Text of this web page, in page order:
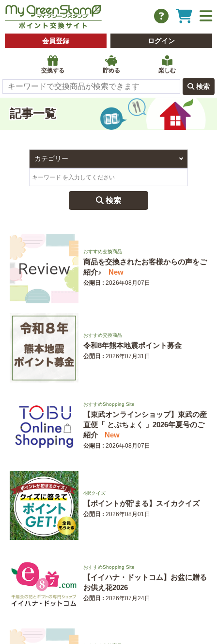
会員登録 ログイン
交換する 貯める 楽しむ
 検索
記事一覧
 検索
おすすめ交換商品
商品を交換されたお客様からの声をご
紹介♪
New
公開日 :2026年08月07日
おすすめ交換商品
令和8年熊本地震ポイント募金
公開日 :2026年07月31日
おすすめShopping Site
【東武オンラインショップ】東武の産
直便「 とぶちょく 」2026年夏号のご
紹介
New
公開日 :2026年08月07日
4択クイズ
【ポイントが貯まる】スイカクイズ
公開日 :2026年08月01日
おすすめShopping Site
【イイハナ・ドットコム】お盆に贈る
お供え花2026
公開日 :2026年07月24日